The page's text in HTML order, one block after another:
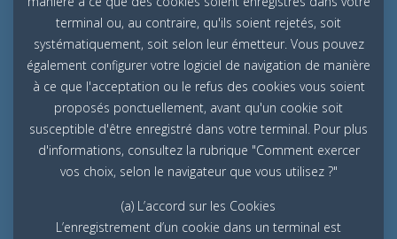
terminal ou, au contraire, qu'ils soient rejetés, soit
systématiquement, soit selon leur émetteur. Vous pouvez
également configurer votre logiciel de navigation de manière
à ce que l'acceptation ou le refus des cookies vous soient
proposés ponctuellement, avant qu'un cookie soit
susceptible d'être enregistré dans votre terminal. Pour plus
d'informations, consultez la rubrique "Comment exercer
vos choix, selon le navigateur que vous utilisez ?"
(a) L’accord sur les Cookies
L’enregistrement d’un cookie dans un terminal est